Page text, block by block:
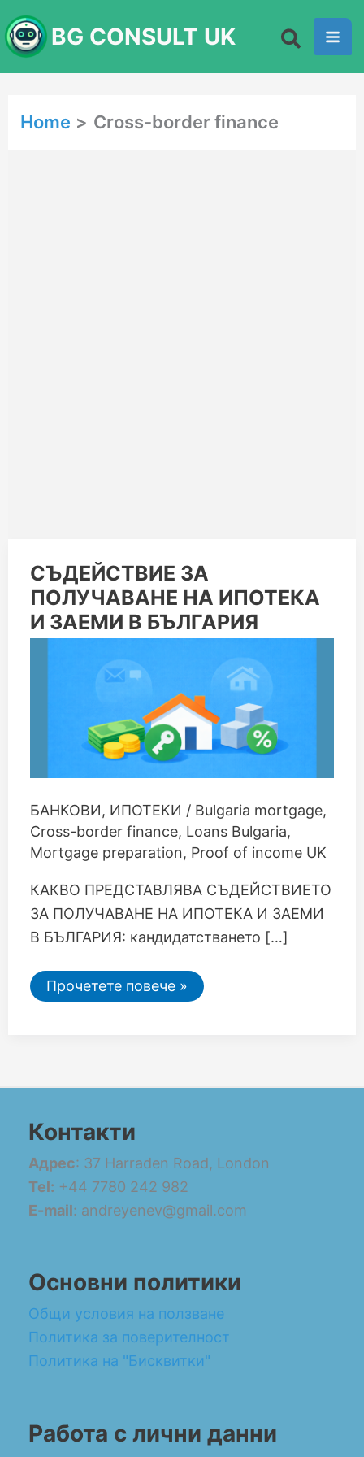
to
content
BG CONSULT UK
Home Cross-border finance
СЪДЕЙСТВИЕ ЗА
ПОЛУЧАВАНЕ НА ИПОТЕКА
И ЗАЕМИ В БЪЛГАРИЯ
БАНКОВИ, ИПОТЕКИ / Bulgaria mortgage,
Cross-border finance, Loans Bulgaria,
Mortgage preparation, Proof of income UK
КАКВО ПРЕДСТАВЛЯВА СЪДЕЙСТВИЕТО
ЗА ПОЛУЧАВАНЕ НА ИПОТЕКА И ЗАЕМИ
В БЪЛГАРИЯ: кандидатстването […]
СЪДЕЙСТВИЕ
ЗА
ПОЛУЧАВАНЕ
НА
ИПОТЕКА
И
БЪЛГАРИЯ
Прочетете повече »
Контакти
Адрес: 37 Harraden Road, London
Tel: +44 7780 242 982
E-mail: andreyenev@gmail.com
Основни политики
Общи условия на ползване
Политика за поверителност
Политика на "Бисквитки"
Работа с лични данни